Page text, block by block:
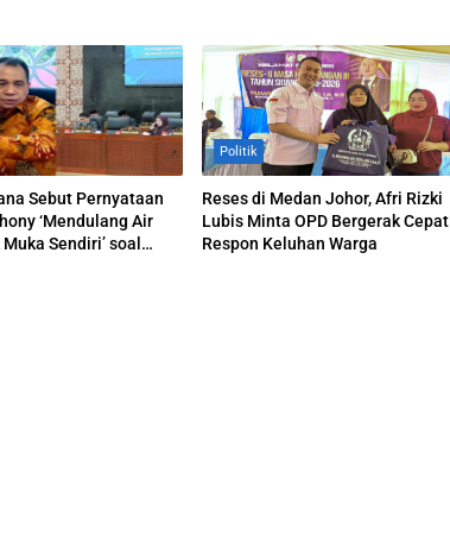
Sebut Pernyataan
‘Mendulang Air
Sendiri’ soal
Politik
Reses di Medan Johor, Afri Rizki
Lubis Minta OPD Bergerak Cepat
Respon Keluhan Warga